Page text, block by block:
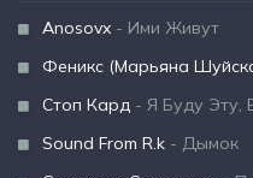
Anosovx - Ими Живут
Феникс (Марьяна
Стоп Кард - Я Буду Эту,
Sound From R.k - Дымок